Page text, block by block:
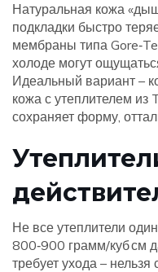
Натуральная кожа
подкладки быстро
мембраны типа
холоде могут
Идеальный вариант –
кожа с утеплителем из
сохраняет форму,
Не все утеплители
800‑900 грамм/куб см
требует ухода – нельзя